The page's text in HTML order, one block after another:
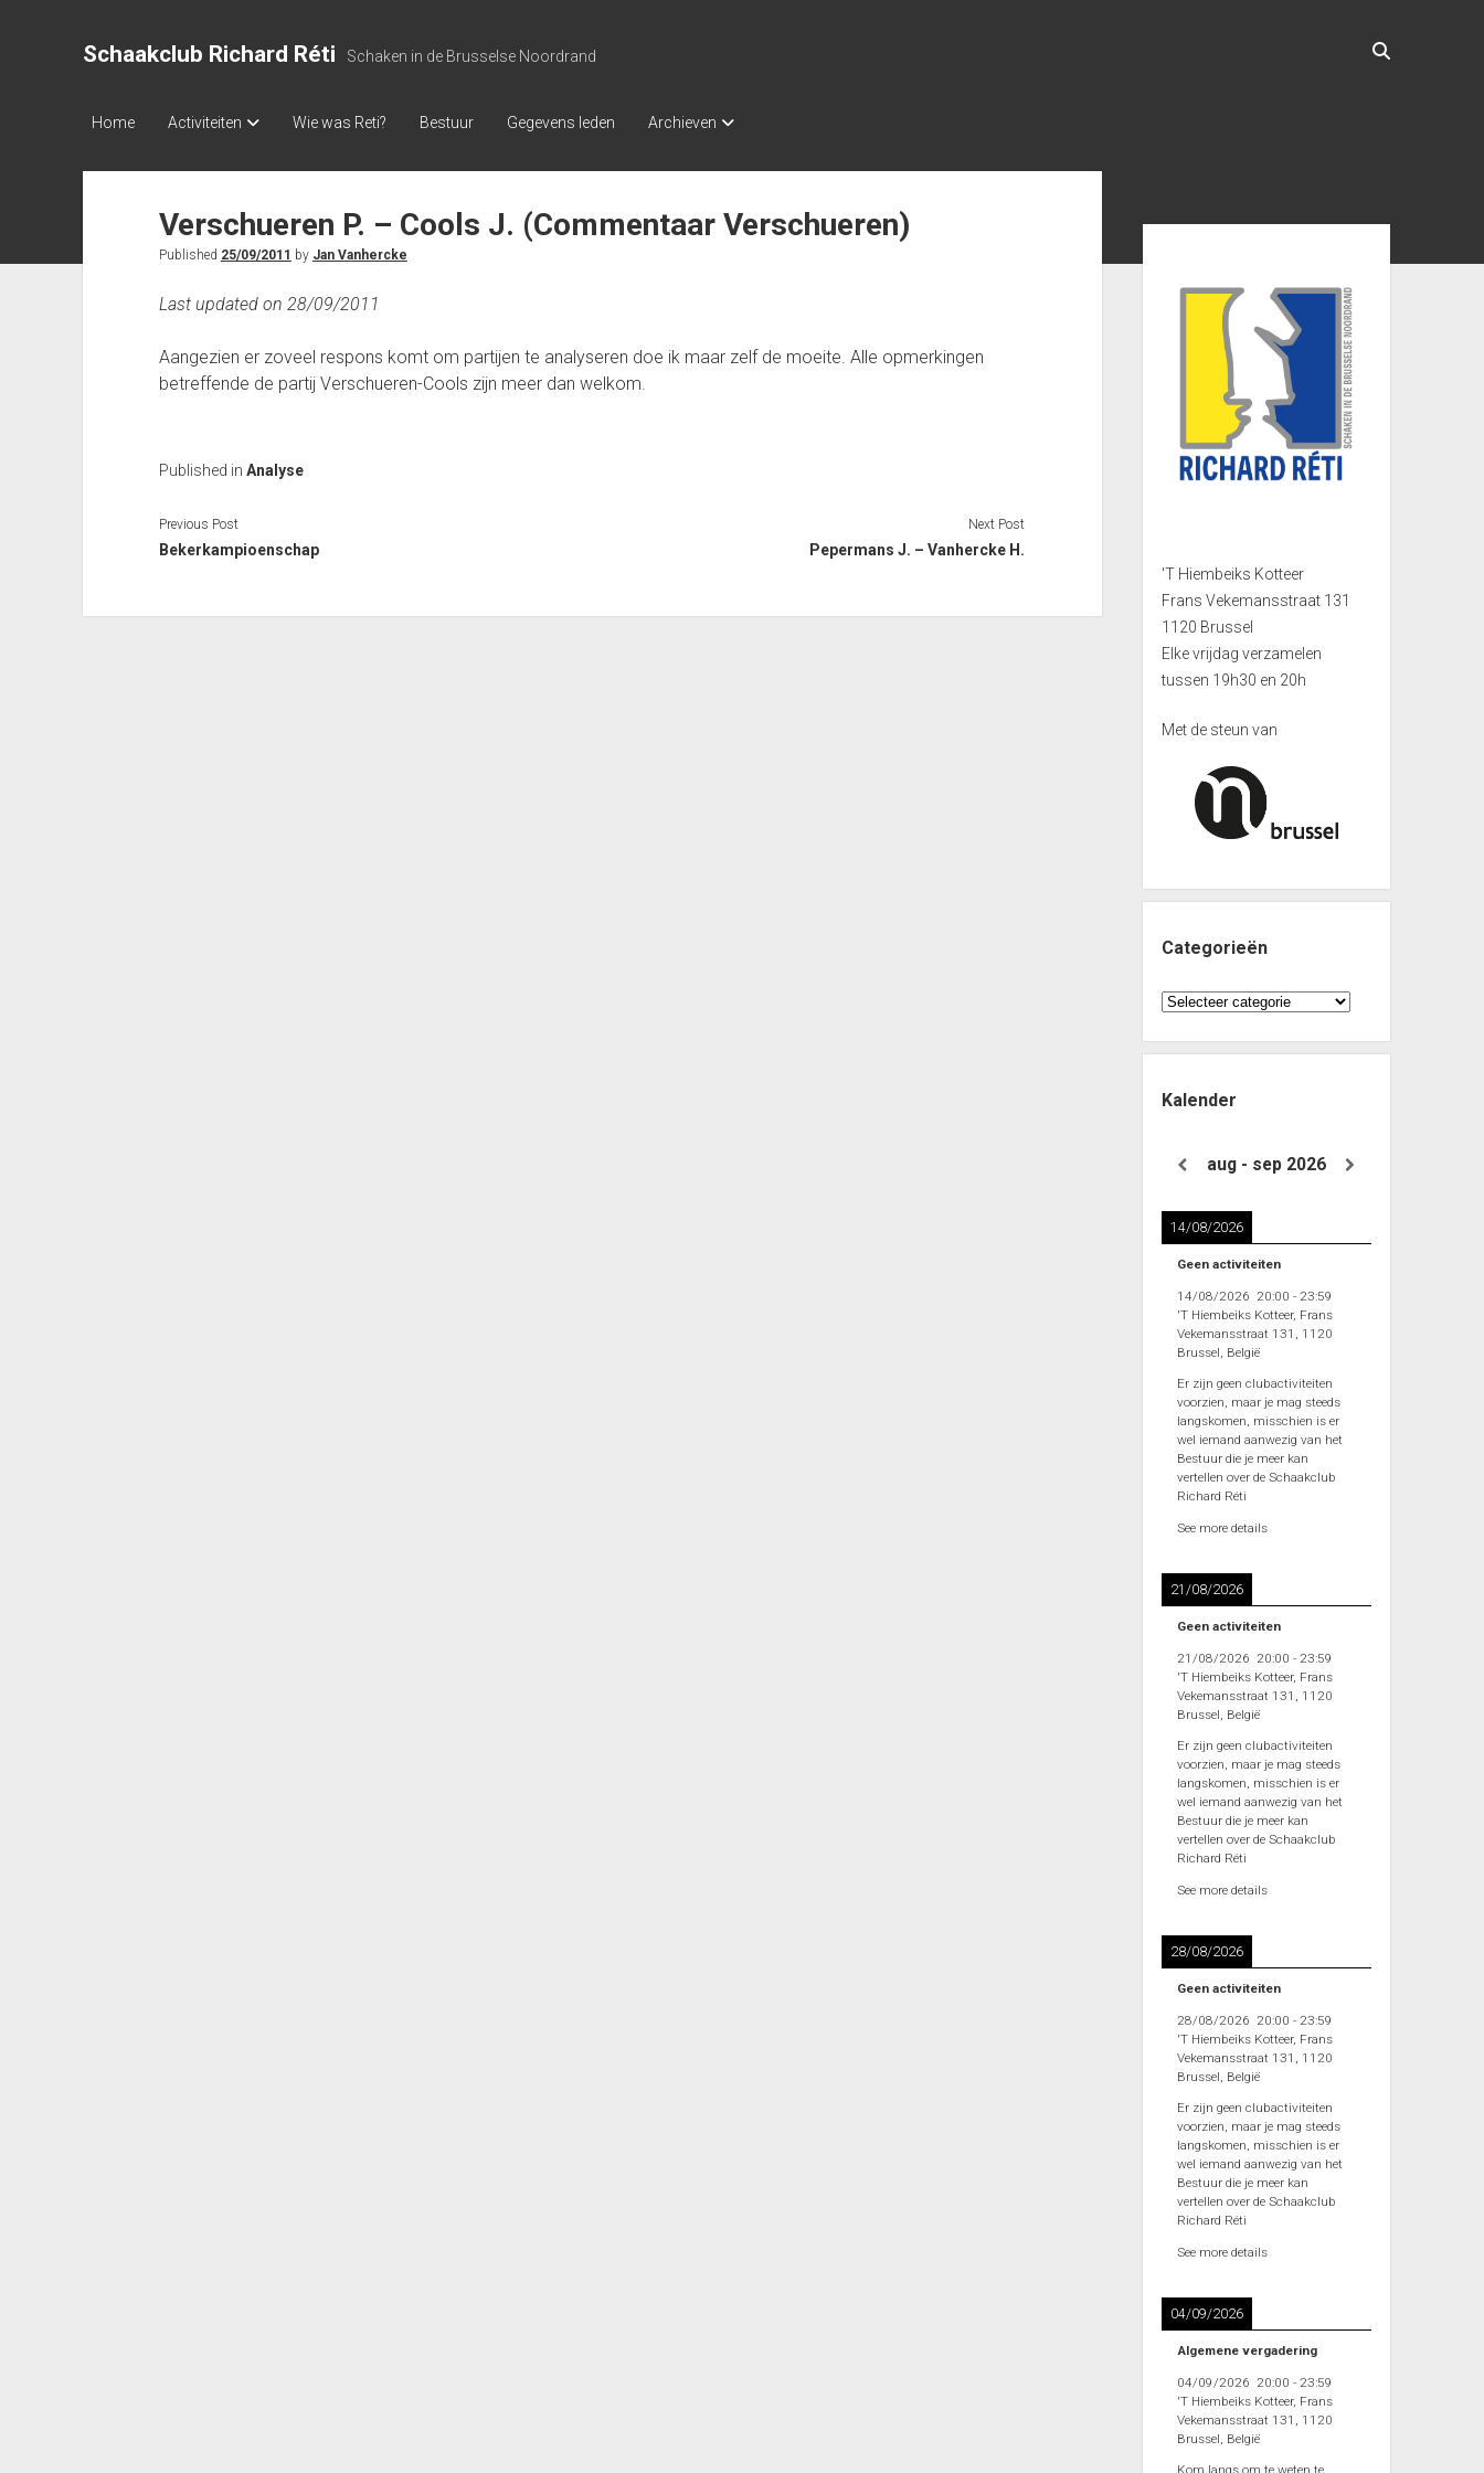
Schaakclub Richard Réti Schaken in de Brusselse Noordrand
Home Activiteiten Wie was Reti? Bestuur Gegevens leden Archieven
Verschueren P. – Cools J. (Commentaar Verschueren)
Published 25/09/2011 by Jan Vanhercke
Last updated on 28/09/2011
Aangezien er zoveel respons komt om partijen te analyseren doe ik maar zelf de moeite. Alle opmerkingen
betreffende de partij Verschueren-Cools zijn meer dan welkom.
Published in Analyse
Previous Post
Bekerkampioenschap
Next Post
Pepermans J. – Vanhercke H.
'T Hiembeiks Kotteer
Frans Vekemansstraat 131
1120 Brussel
Elke vrijdag verzamelen
tussen 19h30 en 20h
Met de steun van
Categorieën
Categorieën
Kalender
aug - sep 2026
14/08/2026
Geen activiteiten
14/08/2026 20:00 - 23:59
'T Hiembeiks Kotteer, Frans
Vekemansstraat 131, 1120
Brussel, België
Er zijn geen clubactiviteiten
voorzien, maar je mag steeds
langskomen, misschien is er
wel iemand aanwezig van het
Bestuur die je meer kan
vertellen over de Schaakclub
Richard Réti
See more details
21/08/2026
Geen activiteiten
21/08/2026 20:00 - 23:59
'T Hiembeiks Kotteer, Frans
Vekemansstraat 131, 1120
Brussel, België
Er zijn geen clubactiviteiten
voorzien, maar je mag steeds
langskomen, misschien is er
wel iemand aanwezig van het
Bestuur die je meer kan
vertellen over de Schaakclub
Richard Réti
See more details
28/08/2026
Geen activiteiten
28/08/2026 20:00 - 23:59
'T Hiembeiks Kotteer, Frans
Vekemansstraat 131, 1120
Brussel, België
Er zijn geen clubactiviteiten
voorzien, maar je mag steeds
langskomen, misschien is er
wel iemand aanwezig van het
Bestuur die je meer kan
vertellen over de Schaakclub
Richard Réti
See more details
04/09/2026
Algemene vergadering
04/09/2026 20:00 - 23:59
'T Hiembeiks Kotteer, Frans
Vekemansstraat 131, 1120
Brussel, België